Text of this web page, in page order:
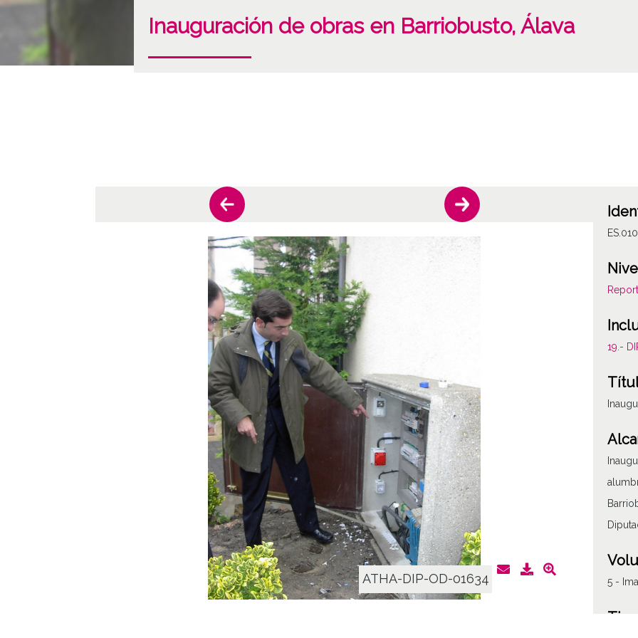
Inauguración de obras en Barriobusto, Álava
ATHA-DIP-OD-01634
19.-
5 -